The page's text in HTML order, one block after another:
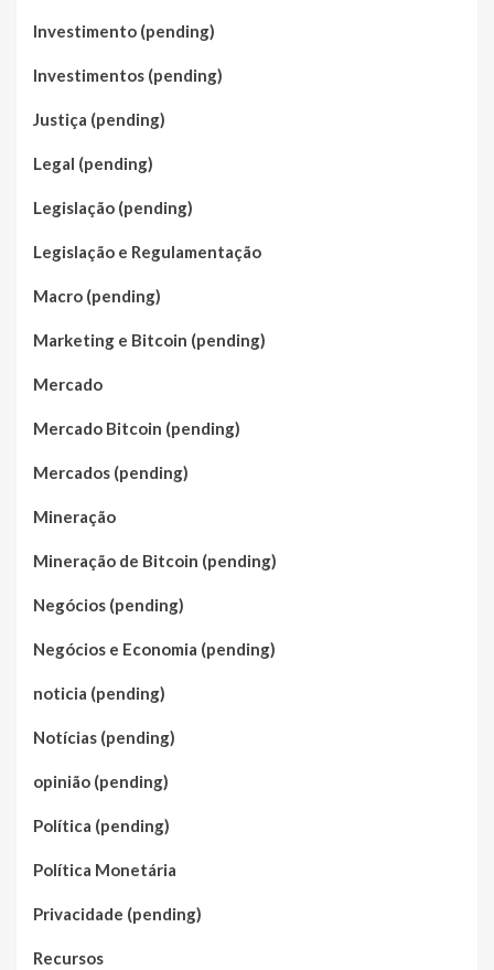
Investimento (pending)
Investimentos (pending)
Justiça (pending)
Legal (pending)
Legislação (pending)
Legislação e Regulamentação
Macro (pending)
Marketing e Bitcoin (pending)
Mercado
Mercado Bitcoin (pending)
Mercados (pending)
Mineração
Mineração de Bitcoin (pending)
Negócios (pending)
Negócios e Economia (pending)
noticia (pending)
Notícias (pending)
opinião (pending)
Política (pending)
Política Monetária
Privacidade (pending)
Recursos